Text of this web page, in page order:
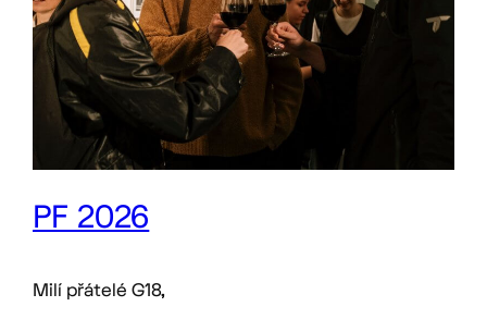
PF 2026
Milí přátelé G18,